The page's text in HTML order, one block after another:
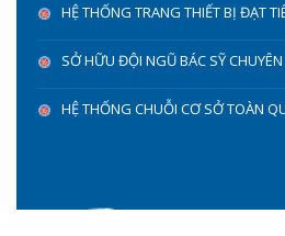
HỆ THỐNG TRANG THIẾT BỊ ĐẠT
SỞ HỮU ĐỘI NGŨ BÁC SỸ
HỆ THỐNG CHUỖI CƠ SỞ TOÀN